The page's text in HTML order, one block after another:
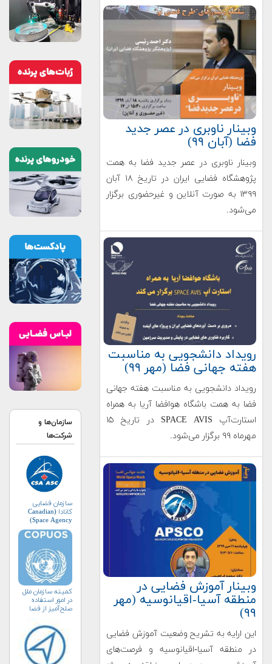
وبینار ناوبری در عصر جدید
فضا (آبان ۹۹)
وبینار ناوبری در عصر جدید فضا به همت
پژوهشگاه فضایی ایران در تاریخ ۱۸ آبان
۱۳۹۹ به صورت آنلاین و غیرحضوری برگزار
می‌شود.
رویداد دانشجویی به مناسبت
هفته جهانی فضا (مهر ۹۹)
رویداد دانشجویی به مناسبت هفته جهانی
فضا به همت باشگاه هوافضا آریا به همراه
استارت‌آپ SPACE AVIS در تاریخ ۱۵
مهرماه ۹۹ برگزار می‌شود.
وبینار آموزش فضایی در
منطقه آسیا-اقیانوسیه (مهر
۹۹)
این ارایه به تشریح وضعیت آموزش فضایی
در منطقه آسیا-اقیانوسیه و فرصت‌های
سازمان‌ها و
شرکت‌ها
سازمان فضایی
کانادا (Canadian
Space Agency)
کمیته سازمان ملل
در امور استفاده
صلح‌آمیز از فضا